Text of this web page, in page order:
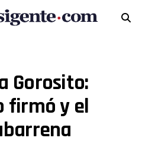
Gorosito:
firmó y el